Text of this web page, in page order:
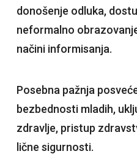
donošenje odluka,
neformalno
načini informisanja.
Posebna pažnja
bezbednosti mladih,
zdravlje, pristup
lične sigurnosti.